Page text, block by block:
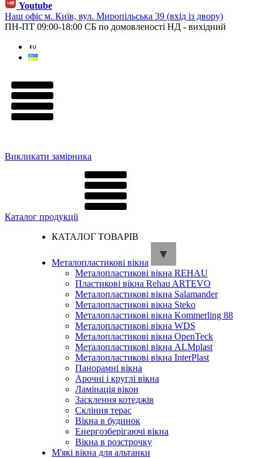
Youtube
Наш офіс м. Київ, вул. Миропільська 39 (вхід із двору)
ПН-ПТ 09:00-18:00 СБ по домовленості НД - вихідний
Викликати замірника
Каталог продукції
КАТАЛОГ ТОВАРІВ
Металопластикові вікна
Металопластикові вікна REHAU
Пластикові вікна Rehau ARTEVO
Металопластикові вікна Salamander
Металопластикові вікна Steko
Металопластикові вікна Kommerling 88
Металопластикові вікна WDS
Металопластикові вікна OpenTeck
Металопластикові вікна ALMplast
Металопластикові вікна InterPlast
Панорамні вікна
Арочні і круглі вікна
Ламінація вікон
Засклення котеджів
Скління терас
Вікна в будинок
Енергозберігаючі вікна
Вікна в розстрочку
М'які вікна для альтанки